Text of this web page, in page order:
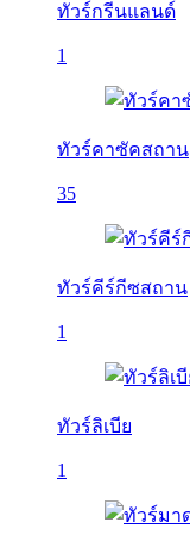
ทัวร์กรีนแลนด์
1
ทัวร์คาซัคสถาน
35
ทัวร์คีร์กีซสถาน
1
ทัวร์ลิเบีย
1